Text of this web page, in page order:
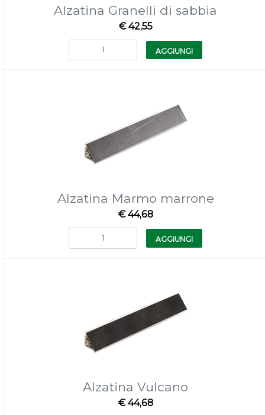
Alzatina Granelli di sabbia
€ 42,55
Quantità
AGGIUNGI
Alzatina Marmo marrone
€ 44,68
Quantità
AGGIUNGI
Alzatina Vulcano
€ 44,68